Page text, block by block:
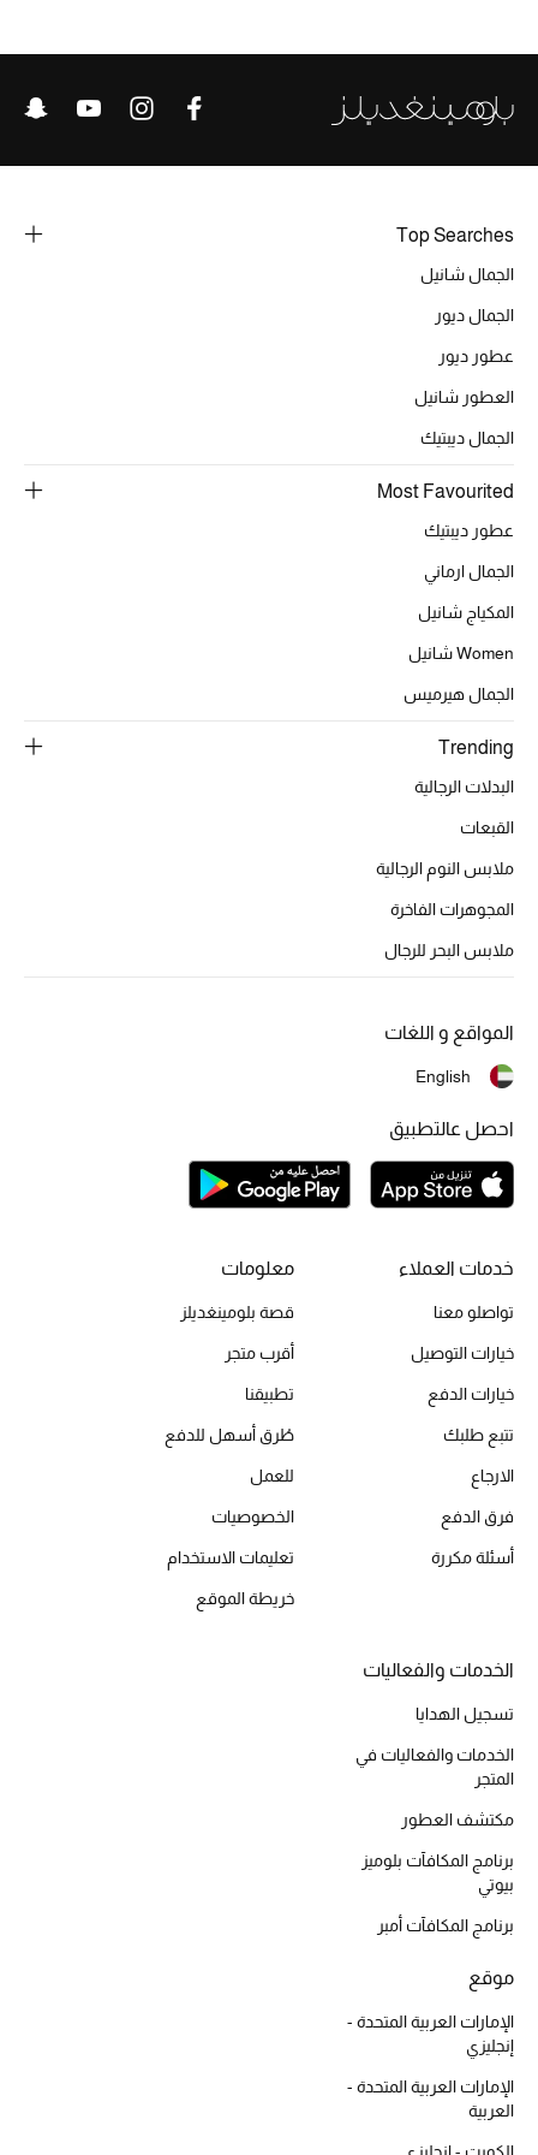
حقائب وأحذية متطابقة
جميع الملابس النسائية
جميع الأحذية النسائية
جميع الحقائب النسائية
جميع الإكسسورات النسائية
تسوقوا للنساء
الموسم الجديد
الحقائب النسائية
حقائب رجالية
أبرز المصممين
أبرز الحقائب
الموسم الجديد
تشكيلة الأحذية
الأحذية الرجالية
أحذية للأطفال
أحذية مختارة
خصومات
الجديد في عالم الجمال
Top Searches
الجمال شانيل
الجمال ديور
عطور ديور
العطور شانيل
الجمال ديبتيك
Most Favourited
عطور ديبتيك
الجمال ارماني
المكياج شانيل
Women شانيل
الجمال هيرميس
Trending
البدلات الرجالية
القبعات
ملابس النوم الرجالية
المجوهرات الفاخرة
ملابس البحر للرجال
خدمات العملاء
تواصلو معنا
خيارات التوصيل
خيارات الدفع
تتبع طلبك
الارجاع
فرق الدفع
أسئلة مكررة
معلومات
قصة بلومينغديلز
أقرب متجر
تطبيقنا
طُرق أسهل للدفع
للعمل
الخصوصيات
تعليمات الاستخدام
خريطة الموقع
الخدمات والفعاليات
تسجيل الهدايا
الخدمات والفعاليات في
المتجر
مكتشف العطور
برنامج المكافآت بلوميز
بيوتي
برنامج المكافآت أمبر
موقع
الإمارات العربية المتحدة -
إنجليزي
الإمارات العربية المتحدة -
العربية
المواقع و اللغات
English
احصل عالتطبيق